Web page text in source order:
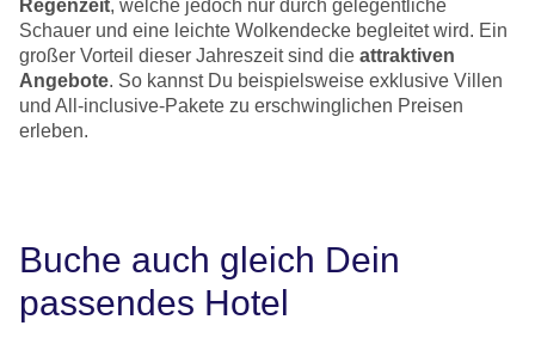
Regenzeit, welche jedoch nur durch gelegentliche
Schauer und eine leichte Wolkendecke begleitet wird. Ein
großer Vorteil dieser Jahreszeit sind die attraktiven
Angebote. So kannst Du beispielsweise exklusive Villen
und All-inclusive-Pakete zu erschwinglichen Preisen
erleben.
Buche auch gleich Dein
passendes Hotel